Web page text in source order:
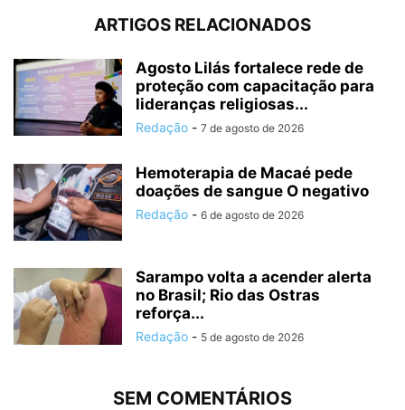
ARTIGOS RELACIONADOS
Agosto Lilás fortalece rede de
proteção com capacitação para
lideranças religiosas...
Redação - 7 de agosto de 2026
Hemoterapia de Macaé pede
doações de sangue O negativo
Redação - 6 de agosto de 2026
Sarampo volta a acender alerta
no Brasil; Rio das Ostras
reforça...
Redação - 5 de agosto de 2026
SEM COMENTÁRIOS